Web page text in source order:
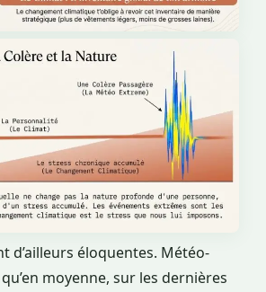
d’ailleurs éloquentes. Météo-
moyenne, sur les dernières